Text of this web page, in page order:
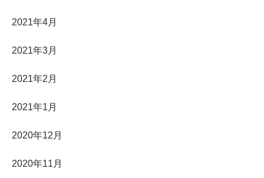
2021年4月
2021年3月
2021年2月
2021年1月
2020年12月
2020年11月